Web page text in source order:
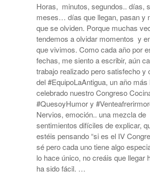
Horas, minutos, segundos.. días,
meses… días que llegan, pasan y
que se olviden. Porque muchas
tendemos a olvidar momentos y
que vivimos. Como cada año por
fechas, me siento a escribir, aún
trabajo realizado pero satisfecho y
del #EquipoLaAntigua, un año más
celebrado nuestro Congreso
#QuesoyHumor y
Nervios, emoción.. una mezcla de
sentimientos difíciles de explicar,
estéis pensando “si es el IV
sé pero cada uno tiene algo
lo hace único, no creáis que llegar
ha sido fácil. …